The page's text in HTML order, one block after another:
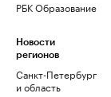
РБК Образование
Новости
регионов
Санкт-Петербург
и область